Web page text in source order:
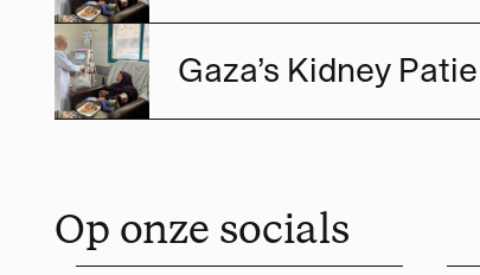
Gaza’s Kidney
Op onze socials